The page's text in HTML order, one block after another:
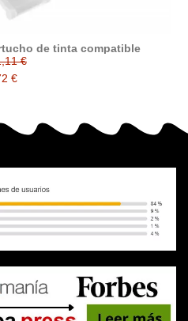
Canon PGI-570 XL Cartucho de tinta compatible
€
€